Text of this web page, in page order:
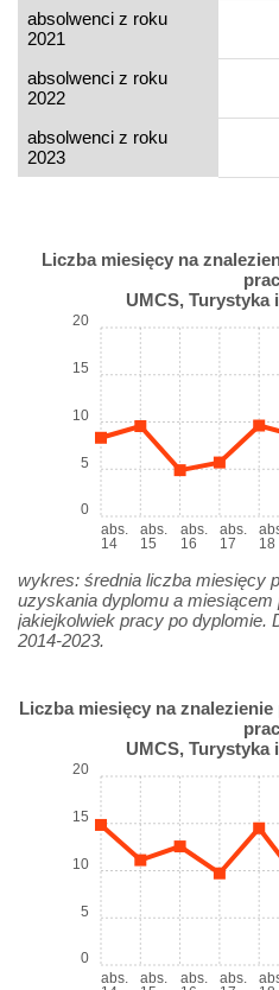
absolwenci z roku
2021
absolwenci z roku
2022
absolwenci z roku
2023
Liczba miesięcy na
UMCS, Turystyka
abs.
14
abs.
15
abs.
16
abs.
17
18
0
5
10
15
20
wykres: średnia liczba miesięcy
uzyskania dyplomu a miesiącem
jakiejkolwiek pracy po dyplomie.
2014-2023.
Liczba miesięcy na
UMCS, Turystyka
abs.
abs.
abs.
abs.
0
5
10
15
20